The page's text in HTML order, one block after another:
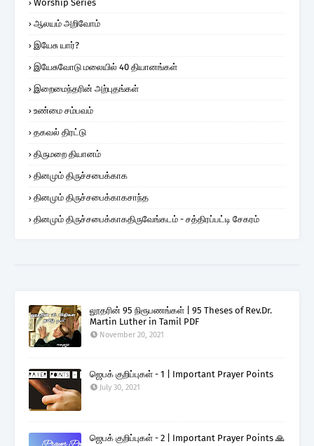
Worship Series
ஆலயம் அறிவோம்
இயேசு யார்?
இயேசுவோடு மலையில் 40 தியானங்கள்
இறைமைந்தரின் அற்புதங்கள்
உண்மை சம்பவம்
தகவல் திரட்டு
திருமறை தியானம்
தினமும் திருச்சபைக்காக
தினமும் திருச்சபைக்காகசாந்த
தினமும் திருச்சபைக்காகதிருவேங்கடம் - சத்திரப்பட்டி சேகரம்
லூதரின் 95 நிரூபணங்கள் | 95 Theses of Rev.Dr.
Martin Luther in Tamil PDF
November 20, 2021
ஜெபக் குறிப்புகள் - 1 | Important Prayer Points
July 30, 2021
ஜெபக் குறிப்புகள் - 2 | Important Prayer Points 🙏